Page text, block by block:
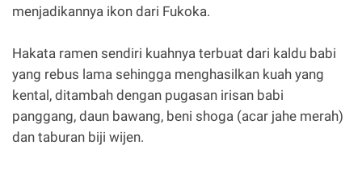
menjadikannya ikon dari Fukoka.
Hakata ramen sendiri kuahnya terbuat dari kaldu babi
yang rebus lama sehingga menghasilkan kuah yang
kental, ditambah dengan pugasan irisan babi
panggang, daun bawang, beni shoga (acar jahe merah)
dan taburan biji wijen.